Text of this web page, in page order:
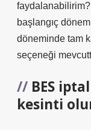
faydalanabilirim?
başlangıç
döneminde tam
seçeneği
BES
kesinti